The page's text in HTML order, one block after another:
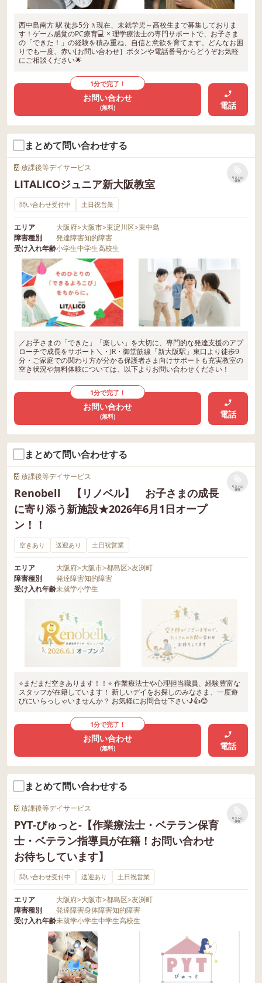
西中島南方 駅 徒歩5分🚶現在、未就学児～高校生まで募集しておりま
す！ゲーム感覚のPC療育💻 × 理学療法士の専門サポートで、お子さま
の「できた！」の経験を積み重ね、自信と意欲を育てます。どんなお困
りでも一度、赤い[お問い合わせ］ボタンや電話番号からどうぞお気軽
にご相談ください🌟
1分で完了！
お問い合わせ
(無料) 電話
まとめて問い合わせする
放課後等デイサービス
LITALICOジュニア新大阪教室
リストに
保存
問い合わせ受付中 土日祝営業
エリア 大阪府>大阪市>東淀川区>東中島
障害種別
発達障害知的障害
受け入れ年齢小学生中学生高校生
／お子さまの「できた」「楽しい」を大切に、専門的な発達支援のアプ
ローチで成長をサポート＼・JR・御堂筋線「新大阪駅」東口より徒歩9
分・ご家庭での関わり方が分かる保護者さま向けサポートも充実教室の
空き状況や無料体験については、以下よりお問い合わせください！
1分で完了！
お問い合わせ
(無料) 電話
まとめて問い合わせする
放課後等デイサービス
Renobell 【リノベル】 お子さまの成長
に寄り添う新施設★2026年6月1日オープ
ン！！
リストに
保存
空きあり 送迎あり 土日祝営業
エリア 大阪府>大阪市>都島区>友渕町
障害種別
発達障害知的障害
受け入れ年齢未就学小学生
⭐まだまだ空きあります！！⭐ 作業療法士や心理担当職員、経験豊富な
スタッフが在籍しています！ 新しいデイをお探しのみなさま、一度遊
びにいらっしゃいませんか？ お気軽にお問合せ下さい♪👍😊
1分で完了！
お問い合わせ
(無料) 電話
まとめて問い合わせする
放課後等デイサービス
PYT-ぴゅっと-【作業療法士・ベテラン保育
士・ベテラン指導員が在籍！お問い合わせ
お待ちしています】
リストに
保存
問い合わせ受付中 送迎あり 土日祝営業
エリア 大阪府>大阪市>都島区>友渕町
障害種別
発達障害身体障害知的障害
受け入れ年齢未就学小学生中学生高校生